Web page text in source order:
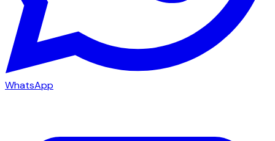
WhatsApp